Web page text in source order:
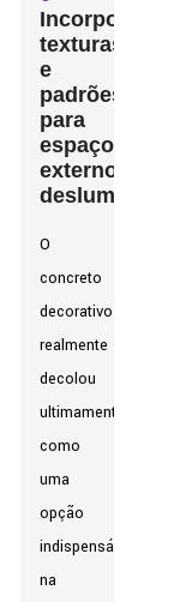
Incorporando
texturas
e
padrões
para
espaços
externos
deslumbrantes
O
concreto
decorativo
realmente
decolou
ultimamente
como
uma
opção
indispensável
na